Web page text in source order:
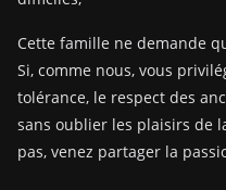
Cette famille ne demande
Si, comme nous, vous
tolérance, le respect des
sans oublier les plaisirs de
pas, venez partager la